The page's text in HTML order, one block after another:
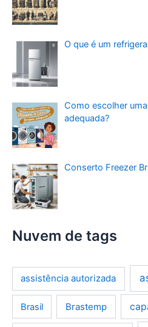
O que é um
Como escolher
adequada?
Conserto Freezer
Nuvem de tags
assistência autorizada
Brasil Brastemp